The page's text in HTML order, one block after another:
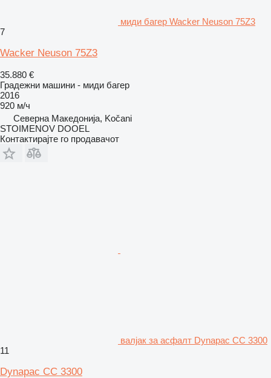
миди багер Wacker Neuson 75Z3
7
Wacker Neuson 75Z3
35.880 €
Градежни машини - миди багер
2016
920 м/ч
Северна Македонија, Kočani
STOIMENOV DOOEL
Контактирајте го продавачот
валјак за асфалт Dynapac CC 3300
11
Dynapac CC 3300